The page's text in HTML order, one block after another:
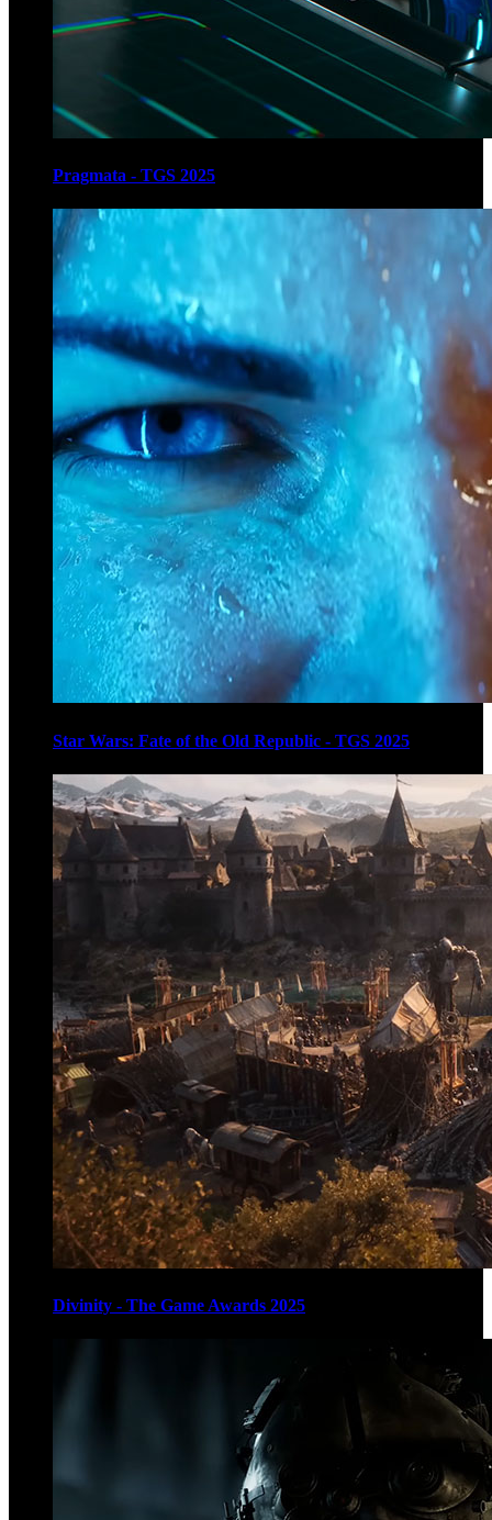
Pragmata - TGS 2025
Star Wars: Fate of the Old Republic - TGS 2025
Divinity - The Game Awards 2025